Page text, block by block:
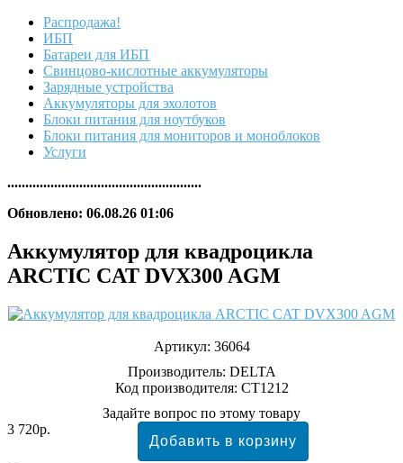
Распродажа!
ИБП
Батареи для ИБП
Свинцово-кислотные аккумуляторы
Зарядные устройства
Аккумуляторы для эхолотов
Блоки питания для ноутбуков
Блоки питания для мониторов и моноблоков
Услуги
......................................................
Обновлено: 06.08.26 01:06
Аккумулятор для квадроцикла
ARCTIC CAT DVX300 AGM
Артикул: 36064
Производитель: DELTA
Код производителя: CT1212
Задайте вопрос по этому товару
3 720р.